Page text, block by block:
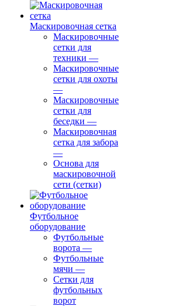
Маскировочная сетка
Маскировочные
сетки для
техники —
Маскировочные
сетки для охоты
—
Маскировочные
сетки для
беседки —
Маскировочная
сетка для забора
—
Основа для
маскировочной
сети (сетки)
Футбольное
оборудование
Футбольные
ворота —
Футбольные
мячи —
Сетки для
футбольных
ворот